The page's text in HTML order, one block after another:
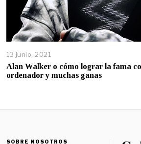
13 junio, 2021
Alan Walker o cómo lograr la fama
ordenador y muchas ganas
SOBRE NOSOTROS